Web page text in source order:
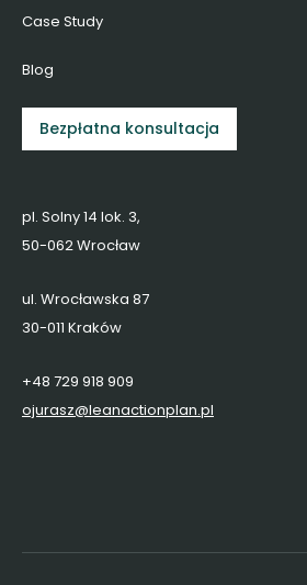
Case Study
Blog
Bezpłatna konsultacja
pl. Solny 14 lok. 3,
50-062 Wrocław
ul. Wrocławska 87
30-011 Kraków
+48 729 918 909
ojurasz@leanactionplan.pl